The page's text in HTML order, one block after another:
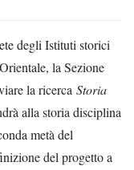
degli Istituti storici
la Sezione
la ricerca Storia
alla storia disciplina
metà del
del progetto a